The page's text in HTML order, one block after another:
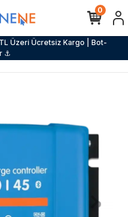
Üzeri Ücretsiz Kargo | Bot-
⚓
0